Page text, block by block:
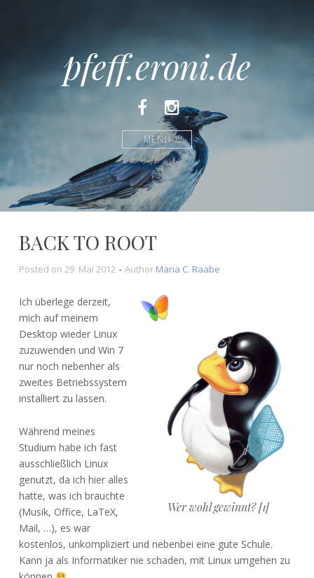
pfeff.eroni.de
FacebookInstagram
MENÜ
BACK TO ROOT
Posted on 29. Mai 2012 Author Maria C. Raabe
Wer wohl gewinnt? [1]
Ich überlege derzeit,
mich auf meinem
Desktop wieder Linux
zuzuwenden und Win 7
nur noch nebenher als
zweites Betriebssystem
installiert zu lassen.
Während meines
Studium habe ich fast
ausschließlich Linux
genutzt, da ich hier alles
hatte, was ich brauchte
(Musik, Office, LaTeX,
Mail, …), es war
kostenlos, unkompliziert und nebenbei eine gute Schule.
Kann ja als Informatiker nie schaden, mit Linux umgehen zu